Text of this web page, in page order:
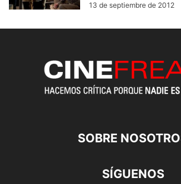
13 de septiembre de 2012
SOBRE
SÍGUENOS